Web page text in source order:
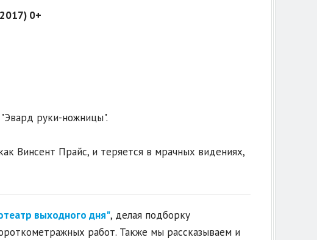
0+
руки-ножницы".
Винсент Прайс, и теряется в мрачных видениях,
выходного дня", делая подборку
работ. Также мы рассказываем и